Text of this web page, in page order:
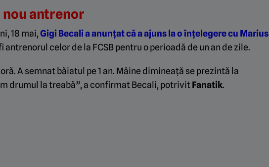
nou antrenor
18 mai,Gigi Becali a anunțat că a ajuns la o înțelegere cu Marius
antrenorul celor de la FCSB pentru o perioadă de un an de zile.
A semnat băiatul pe 1 an. Mâine dimineață se prezintă la
drumul la treabă”, a confirmat Becali, potrivitFanatik.